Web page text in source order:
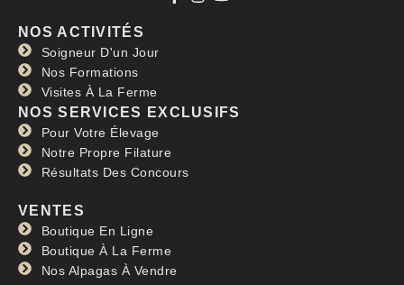
NOS ACTIVITÉS
Soigneur D'un Jour
Nos Formations
Visites À La Ferme
NOS SERVICES EXCLUSIFS
Pour Votre Élevage
Notre Propre Filature
Résultats Des Concours
VENTES
Boutique En Ligne
Boutique À La Ferme
Nos Alpagas À Vendre